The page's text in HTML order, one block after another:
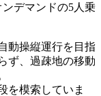
デマンドの5人乗
動操縦運行を目指
ず、過疎地の移動
を模索していま